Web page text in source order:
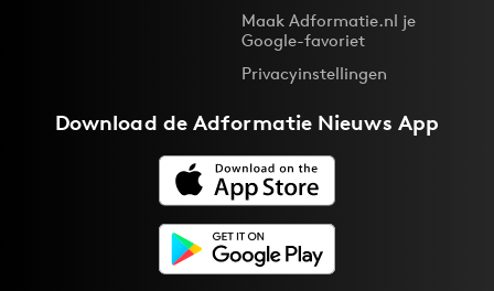
Maak Adformatie.nl je
Google-favoriet
Privacyinstellingen
Download deAdformatie Nieuws App